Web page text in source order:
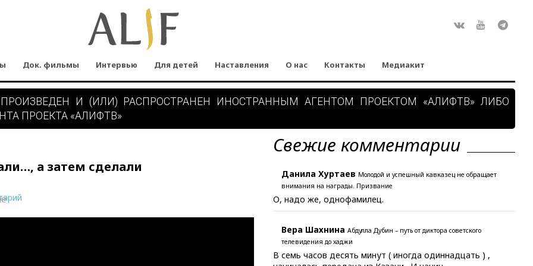
Док. фильмы Интервью Для детей Наставления О нас Контакты Медиакит
И (ИЛИ) РАСПРОСТРАНЕН ИНОСТРАННЫМ АГЕНТОМ ПРОЕКТОМ «АЛИФТВ» ЛИБО
ПРОЕКТА «АЛИФТВ»
а затем сделали
Свежие комментарии
Данила Хуртаев Молодой и успешный кавказец не обращает
внимания на награды. Призвание
О, надо же, однофамилец.
Вера Шахнина Абдулла Дубин – путь от диктора советского
телевидения до хаджи
В семь часов десять минут ( иногда одиннадцать ) ,